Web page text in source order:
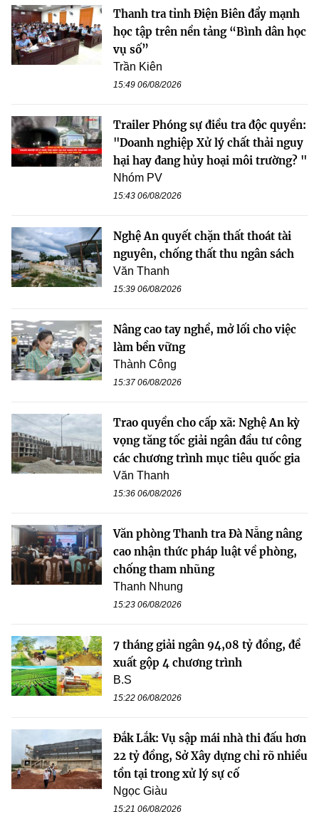
Thanh tra tỉnh Điện Biên đẩy mạnh
học tập trên nền tảng “Bình dân học
vụ số”
Trần Kiên
15:49 06/08/2026
Trailer Phóng sự điều tra độc quyền:
"Doanh nghiệp Xử lý chất thải nguy
hại hay đang hủy hoại môi trường? "
Nhóm PV
15:43 06/08/2026
Nghệ An quyết chặn thất thoát tài
nguyên, chống thất thu ngân sách
Văn Thanh
15:39 06/08/2026
Nâng cao tay nghề, mở lối cho việc
làm bền vững
Thành Công
15:37 06/08/2026
Trao quyền cho cấp xã: Nghệ An kỳ
vọng tăng tốc giải ngân đầu tư công
các chương trình mục tiêu quốc gia
Văn Thanh
15:36 06/08/2026
Văn phòng Thanh tra Đà Nẵng nâng
cao nhận thức pháp luật về phòng,
chống tham nhũng
Thanh Nhung
15:23 06/08/2026
7 tháng giải ngân 94,08 tỷ đồng, đề
xuất gộp 4 chương trình
B.S
15:22 06/08/2026
Đắk Lắk: Vụ sập mái nhà thi đấu hơn
22 tỷ đồng, Sở Xây dựng chỉ rõ nhiều
tồn tại trong xử lý sự cố
Ngọc Giàu
15:21 06/08/2026